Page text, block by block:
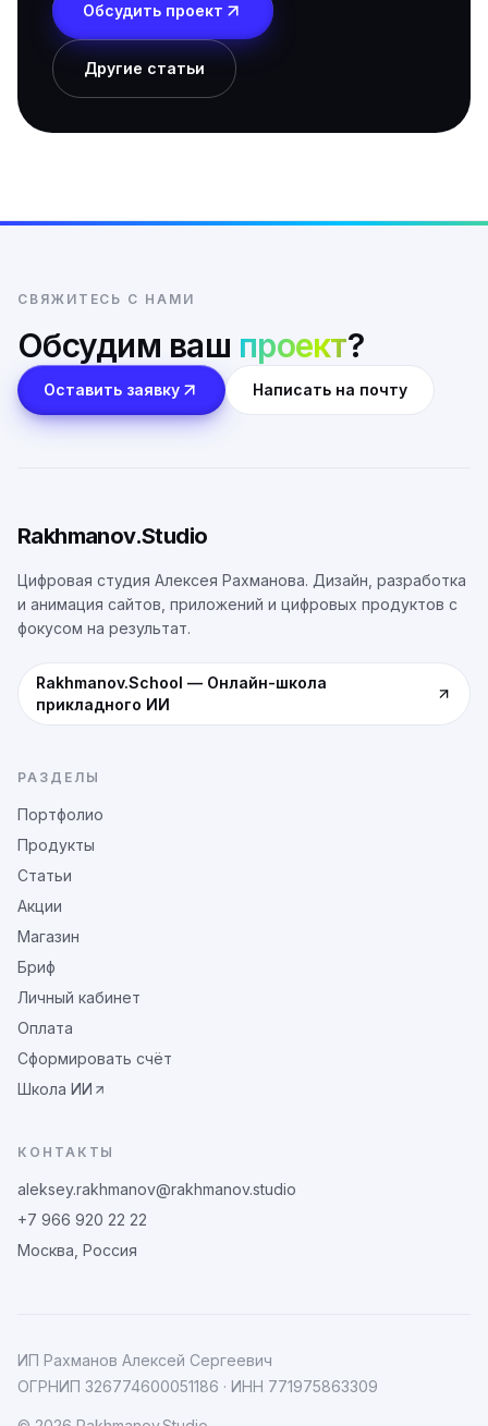
Обсудить проект
Другие статьи
СВЯЖИТЕСЬ С НАМИ
Обсудим ваш проект?
Оставить заявку Написать на почту
Rakhmanov.Studio
Цифровая студия Алексея Рахманова. Дизайн, разработка
и анимация сайтов, приложений и цифровых продуктов с
фокусом на результат.
Rakhmanov.School — Онлайн-школа
прикладного ИИ
РАЗДЕЛЫ
Портфолио
Продукты
Статьи
Акции
Магазин
Бриф
Личный кабинет
Оплата
Сформировать счёт
Школа ИИ
КОНТАКТЫ
aleksey.rakhmanov@rakhmanov.studio
+7 966 920 22 22
Москва, Россия
ИП Рахманов Алексей Сергеевич
ОГРНИП 326774600051186 · ИНН 771975863309